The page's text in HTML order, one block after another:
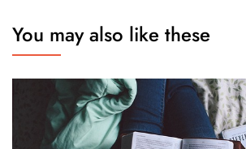
You may also like these